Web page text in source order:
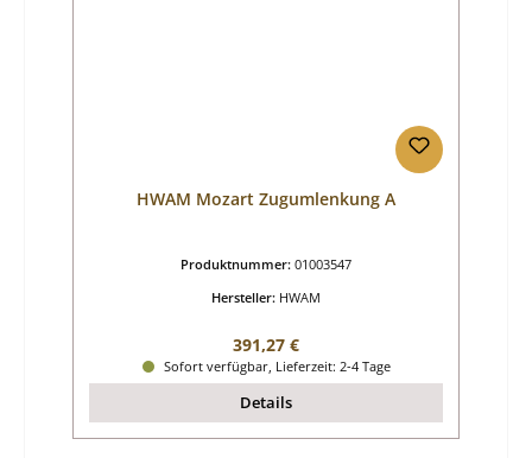
HWAM Mozart Zugumlenkung A
Produktnummer: 01003547
Hersteller: HWAM
Regulärer Preis:
391,27 €
Sofort verfügbar, Lieferzeit: 2-4 Tage
Details